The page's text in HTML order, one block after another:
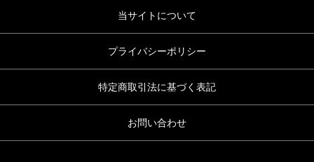
当サイトについて
プライバシーポリシー
特定商取引法に基づく表記
お問い合わせ